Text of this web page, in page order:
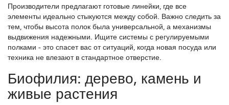
Производители предлагают готовые линейки, где все
элементы идеально стыкуются между собой. Важно следить за
тем, чтобы высота полок была универсальной, а механизмы
выдвижения надежными. Ищите системы с регулируемыми
полками - это спасет вас от ситуаций, когда новая посуда или
техника не влезают в стандартное отверстие.
Биофилия: дерево, камень и
живые растения